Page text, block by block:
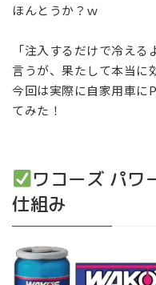
ほんとうか？ｗ
「注入するだけで冷え
言うが、果たして本当に
今回は実際に自家用車に
てみた！
ワコーズ パワ
仕組み